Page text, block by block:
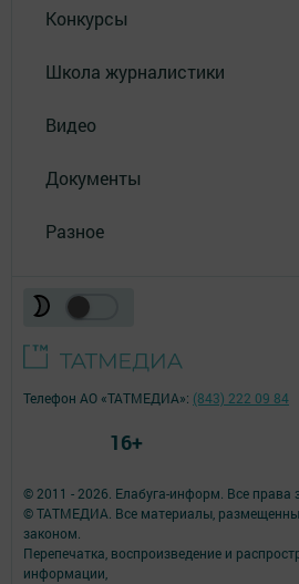
Конкурсы
Школа журналистики
Видео
Документы
Разное
© 2011 - 2026. Елабуга-информ. Все права
© ТАТМЕДИА. Все материалы,
законом.
Перепечатка, воспроизведение и
информации,
Телефон АО «ТАТМЕДИА»: (843) 222 09 84
16+